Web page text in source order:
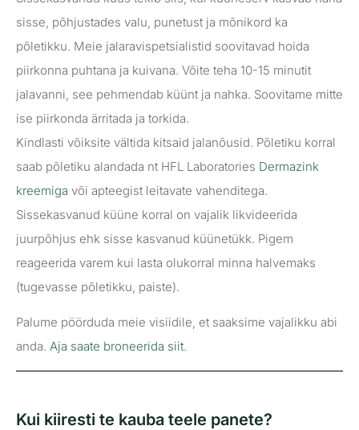
sisse, põhjustades valu, punetust ja mõnikord ka
põletikku. Meie jalaravispetsialistid soovitavad hoida
piirkonna puhtana ja kuivana. Võite teha 10-15 minutit
jalavanni, see pehmendab küünt ja nahka. Soovitame mitte
ise piirkonda ärritada ja torkida.
Kindlasti võiksite vältida kitsaid jalanõusid. Põletiku korral
saab põletiku alandada nt HFL Laboratories Dermazink
kreemiga või apteegist leitavate vahenditega.
Sissekasvanud küüne korral on vajalik likvideerida
juurpõhjus ehk sisse kasvanud küünetükk. Pigem
reageerida varem kui lasta olukorral minna halvemaks
(tugevasse põletikku, paiste).
Palume pöörduda meie visiidile, et saaksime vajalikku abi
anda. Aja saate broneerida siit.
Kui kiiresti te kauba teele panete?